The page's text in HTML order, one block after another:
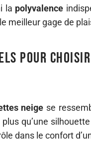
la polyvalence
meilleur gage de
pour
neige se
qu’une
dans le confort